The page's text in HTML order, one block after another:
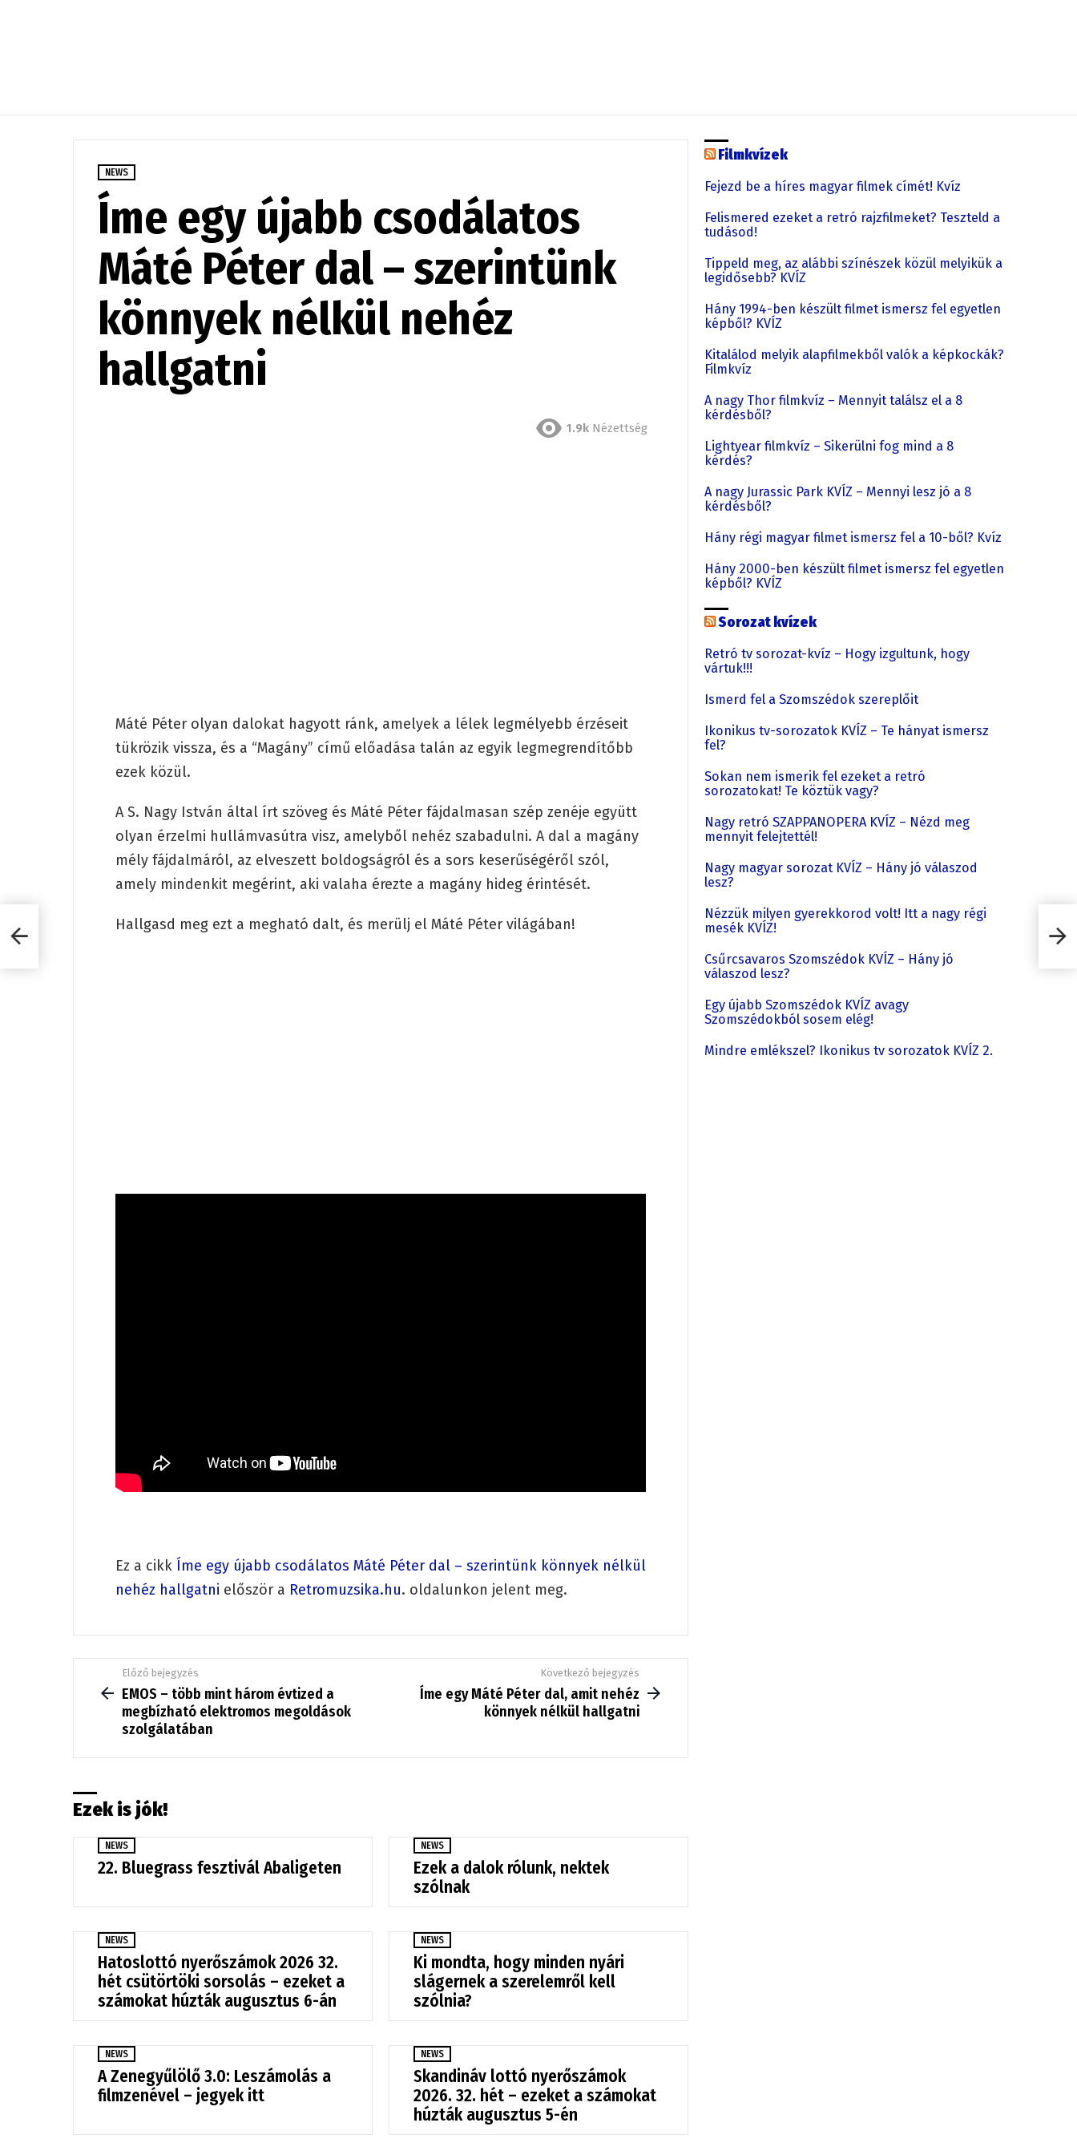
NEWS
Íme egy újabb csodálatos
Máté Péter dal – szerintünk
könnyek nélkül nehéz
hallgatni
1.9k Nézettség
Máté Péter olyan dalokat hagyott ránk, amelyek a lélek legmélyebb érzéseit
tükrözik vissza, és a “Magány” című előadása talán az egyik legmegrendítőbb
ezek közül.
A S. Nagy István által írt szöveg és Máté Péter fájdalmasan szép zenéje együtt
olyan érzelmi hullámvasútra visz, amelyből nehéz szabadulni. A dal a magány
mély fájdalmáról, az elveszett boldogságról és a sors keserűségéről szól,
amely mindenkit megérint, aki valaha érezte a magány hideg érintését.
Hallgasd meg ezt a megható dalt, és merülj el Máté Péter világában!
Ez a cikk Íme egy újabb csodálatos Máté Péter dal – szerintünk könnyek nélkül
nehéz hallgatni először a Retromuzsika.hu. oldalunkon jelent meg.
more
Előző bejegyzés
EMOS – több mint három évtized a
megbízható elektromos megoldások
szolgálatában
Következő bejegyzés
Íme egy Máté Péter dal, amit nehéz
könnyek nélkül hallgatni
Ezek is jók!
NEWS
22. Bluegrass fesztivál Abaligeten
NEWS
Ezek a dalok rólunk, nektek
szólnak
NEWS
Hatoslottó nyerőszámok 2026 32.
hét csütörtöki sorsolás – ezeket a
számokat húzták augusztus 6-án
NEWS
Ki mondta, hogy minden nyári
slágernek a szerelemről kell
szólnia?
NEWS
A Zenegyűlölő 3.0: Leszámolás a
filmzenével – jegyek itt
NEWS
Skandináv lottó nyerőszámok
2026. 32. hét – ezeket a számokat
húzták augusztus 5-én
Filmkvízek
Fejezd be a híres magyar filmek címét! Kvíz
Felismered ezeket a retró rajzfilmeket? Teszteld a
tudásod!
Tippeld meg, az alábbi színészek közül melyikük a
legidősebb? KVÍZ
Hány 1994-ben készült filmet ismersz fel egyetlen
képből? KVÍZ
Kitalálod melyik alapfilmekből valók a képkockák?
Filmkvíz
A nagy Thor filmkvíz – Mennyit találsz el a 8
kérdésből?
Lightyear filmkvíz – Sikerülni fog mind a 8
kérdés?
A nagy Jurassic Park KVÍZ – Mennyi lesz jó a 8
kérdésből?
Hány régi magyar filmet ismersz fel a 10-ből? Kvíz
Hány 2000-ben készült filmet ismersz fel egyetlen
képből? KVÍZ
Sorozat kvízek
Retró tv sorozat-kvíz – Hogy izgultunk, hogy
vártuk!!!
Ismerd fel a Szomszédok szereplőit
Ikonikus tv-sorozatok KVÍZ – Te hányat ismersz
fel?
Sokan nem ismerik fel ezeket a retró
sorozatokat! Te köztük vagy?
Nagy retró SZAPPANOPERA KVÍZ – Nézd meg
mennyit felejtettél!
Nagy magyar sorozat KVÍZ – Hány jó válaszod
lesz?
Nézzük milyen gyerekkorod volt! Itt a nagy régi
mesék KVÍZ!
Csűrcsavaros Szomszédok KVÍZ – Hány jó
válaszod lesz?
Egy újabb Szomszédok KVÍZ avagy
Szomszédokból sosem elég!
Mindre emlékszel? Ikonikus tv sorozatok KVÍZ 2.